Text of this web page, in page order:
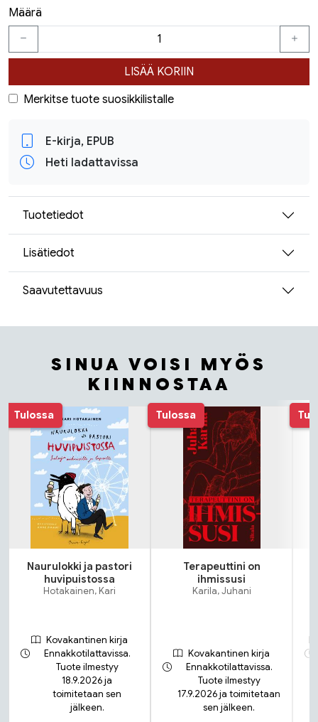
Määrä
LISÄÄ KORIIN
Merkitse tuote suosikkilistalle
E-kirja, EPUB
Heti ladattavissa
Tuotetiedot
Lisätiedot
Saavutettavuus
SINUA VOISI MYÖS
KIINNOSTAA
Tuoteluettelon alku
Tulossa
Naurulokki ja pastori
huvipuistossa
Hotakainen, Kari
Kovakantinen kirja
Ennakkotilattavissa.
Tuote ilmestyy
18.9.2026 ja
toimitetaan sen
jälkeen.
Tulossa
Terapeuttini on
ihmissusi
Karila, Juhani
Kovakantinen kirja
Ennakkotilattavissa.
Tuote ilmestyy
17.9.2026 ja toimitetaan
sen jälkeen.